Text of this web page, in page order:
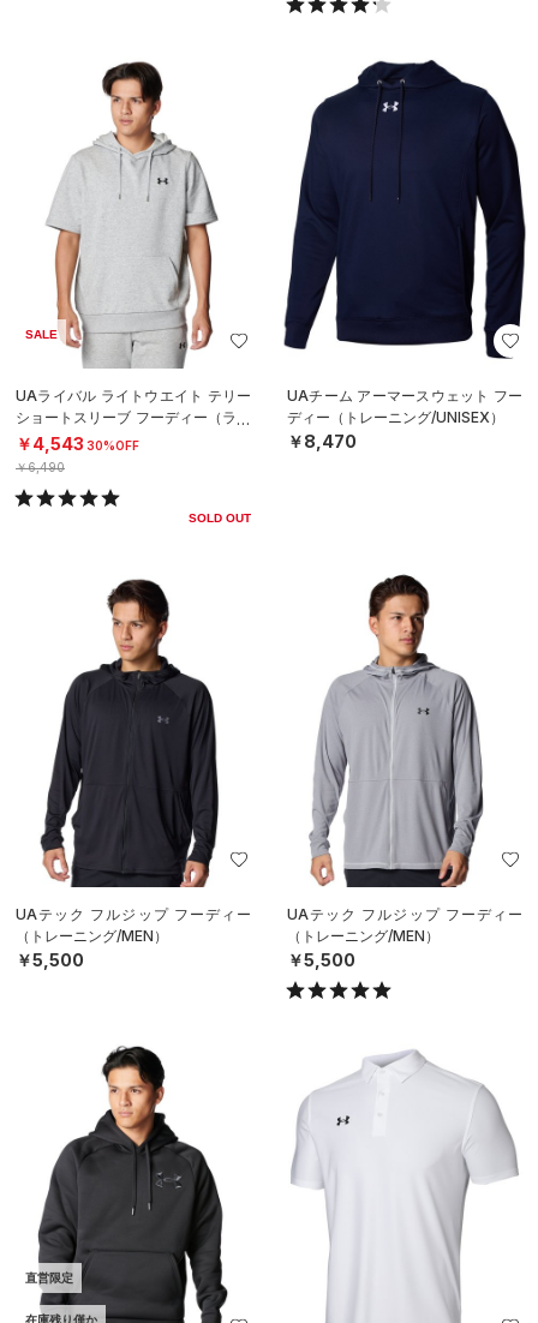
SALE
UAライバル ライトウエイト テリー
ショートスリーブ フーディー（ライ
フスタイル/MEN）
￥4,543 30%OFF
￥6,490
SOLD OUT
UAチーム アーマースウェット フー
ディー（トレーニング/UNISEX）
￥8,470
UAテック フルジップ フーディー
（トレーニング/MEN）
￥5,500
UAテック フルジップ フーディー
（トレーニング/MEN）
￥5,500
直営限定
在庫残り僅か